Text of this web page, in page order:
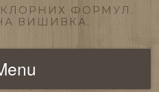
ФОРМУЛ.
ВИШИВКА.